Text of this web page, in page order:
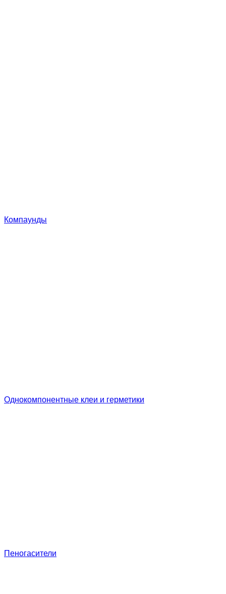
Компаунды
Однокомпонентные клеи и герметики
Пеногасители